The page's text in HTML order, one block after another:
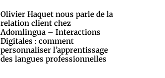
Olivier Haquet nous parle de la
relation client chez
Adomlingua – Interactions
Digitales : comment
personnaliser l’apprentissage
des langues professionnelles